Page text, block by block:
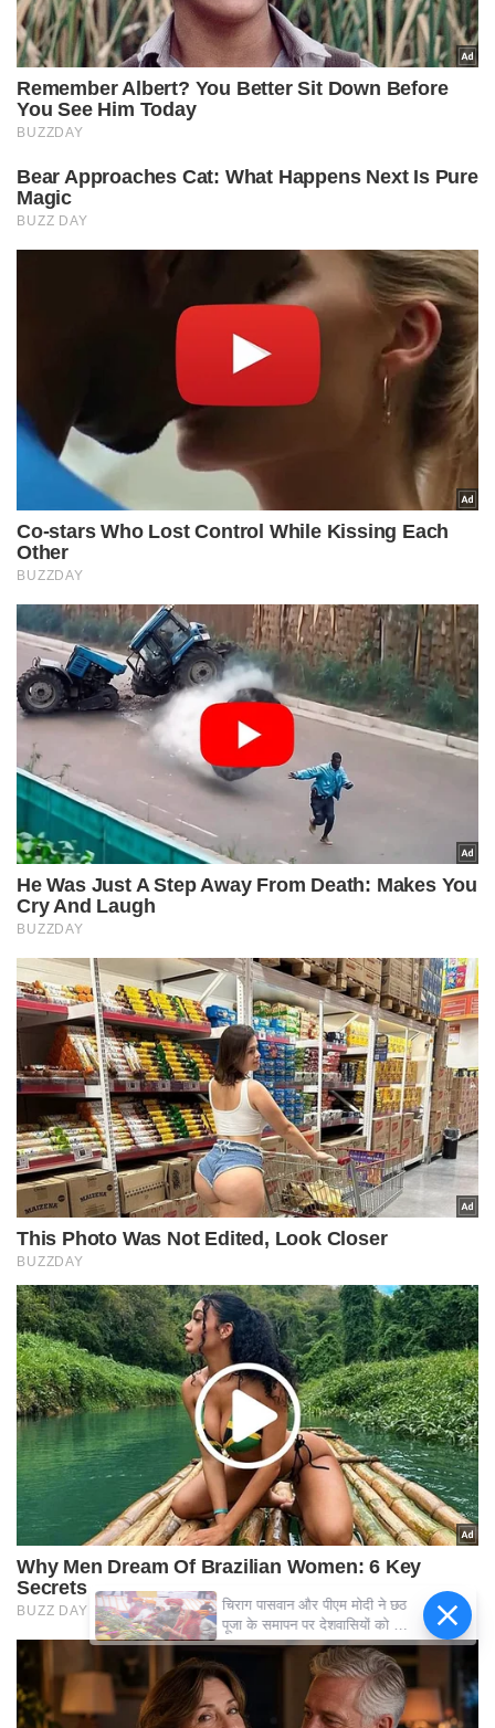
चिराग पासवान और पीएम मोदी ने छठ
पूजा के समापन पर देशवासियों को दी
शुभकामनाएं, छठी मैया से देश की
समृद्धि की कामना की